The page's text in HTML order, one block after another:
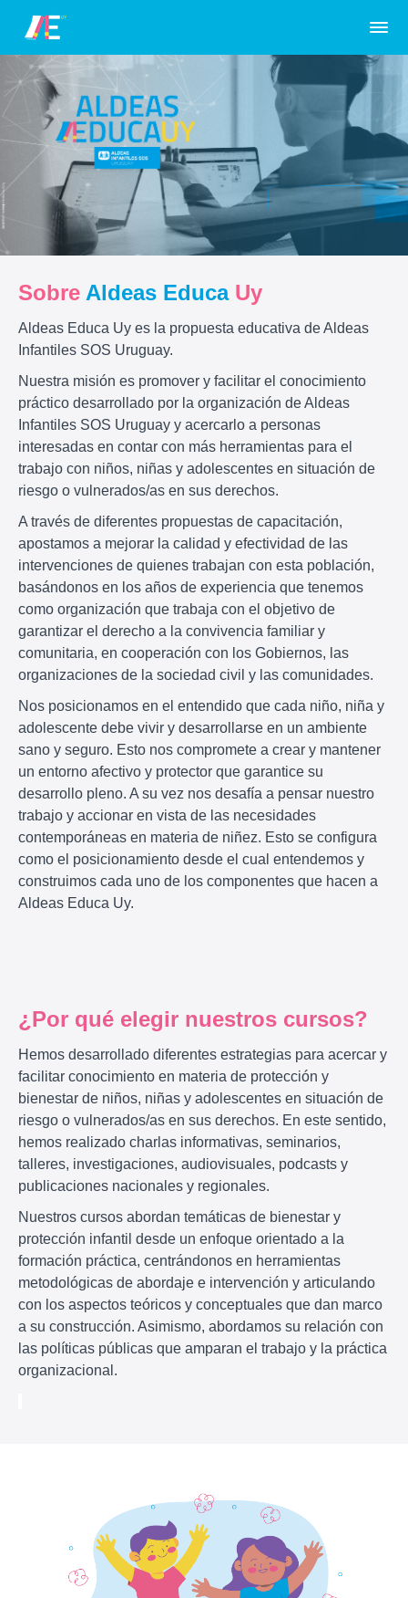
Sobre Aldeas EducaUy
Aldeas Educa Uy es la propuesta educativa de Aldeas
Infantiles SOS Uruguay.
Nuestra misión es promover y facilitar el conocimiento
práctico desarrollado por la organización de Aldeas
Infantiles SOS Uruguay y acercarlo a personas
interesadas en contar con más herramientas para el
trabajo con niños, niñas y adolescentes en situación de
riesgo o vulnerados/as en sus derechos.
A través de diferentes propuestas de capacitación,
apostamos a mejorar la calidad y efectividad de las
intervenciones de quienes trabajan con esta población,
basándonos en los años de experiencia que tenemos
como organización que trabaja con el objetivo de
garantizar el derecho a la convivencia familiar y
comunitaria, en cooperación con los Gobiernos, las
organizaciones de la sociedad civil y las comunidades.
Nos posicionamos en el entendido que cada niño, niña y
adolescente debe vivir y desarrollarse en un ambiente
sano y seguro. Esto nos compromete a crear y mantener
un entorno afectivo y protector que garantice su
desarrollo pleno. A su vez nos desafía a pensar nuestro
trabajo y accionar en vista de las necesidades
contemporáneas en materia de niñez. Esto se configura
como el posicionamiento desde el cual entendemos y
construimos cada uno de los componentes que hacen a
Aldeas Educa Uy.
¿Por qué elegir nuestros cursos?
Hemos desarrollado diferentes estrategias para acercar y
facilitar conocimiento en materia de protección y
bienestar de niños, niñas y adolescentes en situación de
riesgo o vulnerados/as en sus derechos. En este sentido,
hemos realizado charlas informativas, seminarios,
talleres, investigaciones, audiovisuales, podcasts y
publicaciones nacionales y regionales.
Nuestros cursos abordan temáticas de bienestar y
protección infantil desde un enfoque orientado a la
formación práctica, centrándonos en herramientas
metodológicas de abordaje e intervención y articulando
con los aspectos teóricos y conceptuales que dan marco
a su construcción. Asimismo, abordamos su relación con
las políticas públicas que amparan el trabajo y la práctica
organizacional.